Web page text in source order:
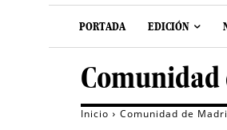
PORTADA EDICIÓN
Inicio Comunidad de